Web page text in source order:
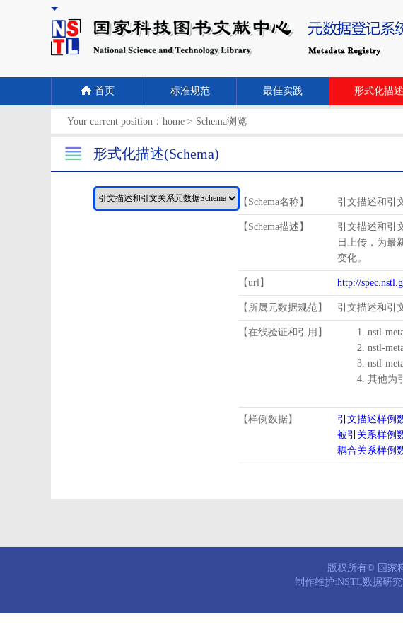
首页 标准规范 最佳实践 形式化描述
Your current position： home > Schema浏览
形式化描述(Schema)
【Schema名称】 引文描述和引
【Schema描述】
引文描述和引
日上传，为最
变化。
【url】 http://
【所属元数据规范】 引文描述和引
【在线验证和引用】
1. nstl-
2. nstl-
3. nstl-
4. 其他为
【样例数据】
引文描述样例
被引关系样例
耦合关系样例
版权所有© 国家
制作维护:NSTL数据研